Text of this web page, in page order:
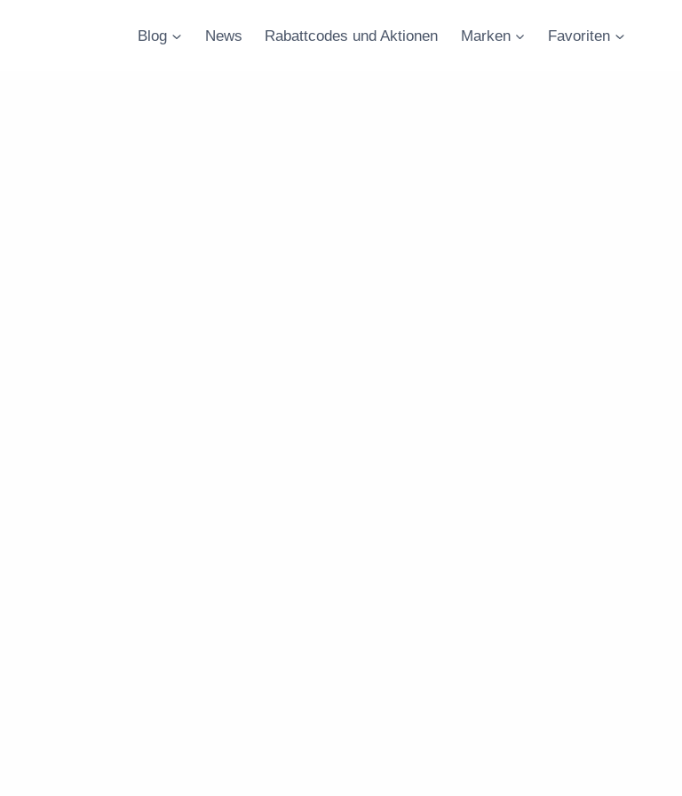
Blog News Rabattcodes und Aktionen Marken Favoriten